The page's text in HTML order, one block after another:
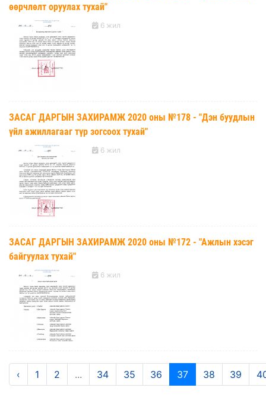
өөрчлөлт оруулах тухай"
6 жил
ЗАСАГ ДАРГЫН ЗАХИРАМЖ 2020 оны №178 - "Дэн буудлын
үйл ажиллагааг түр зогсоох тухай"
6 жил
ЗАСАГ ДАРГЫН ЗАХИРАМЖ 2020 оны №172 - "Ажлын хэсэг
байгуулах тухай"
6 жил
‹ 1 2 ... 34 35 36 37 38 39